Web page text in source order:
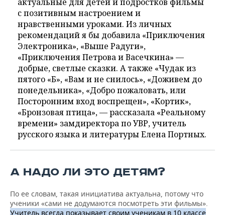
с позитивным настроением и
нравственными уроками. Из личных
рекомендаций я бы добавила «Приключения
Электроника», «Выше Радуги»,
«Приключения Петрова и Васечкина» —
добрые, светлые сказки. А также «Чудак из
пятого «Б», «Вам и не снилось», «Доживем до
понедельника», «Добро пожаловать, или
Посторонним вход воспрещен», «Кортик»,
«Бронзовая птица», — рассказала «Реальному
времени» замдиректора по УВР, учитель
русского языка и литературы Елена Портных.
А НАДО ЛИ ЭТО ДЕТЯМ?
По ее словам, такая инициатива актуальна, потому что
ученики «сами не додумаются посмотреть эти фильмы».
Учитель всегда показывает своим ученикам в 10 классе